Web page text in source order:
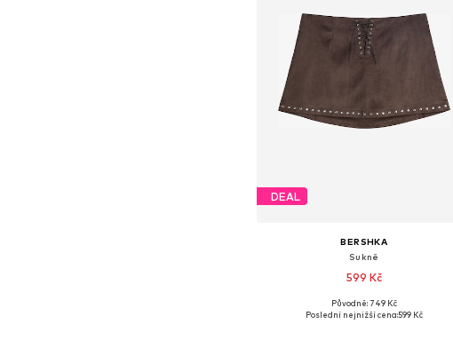
DEAL
BERSHKA
Sukně
599 Kč
Dostupné velikosti: 34, 36, 38, 40
Původně: 749 Kč
Poslední nejnižší cena:599 Kč